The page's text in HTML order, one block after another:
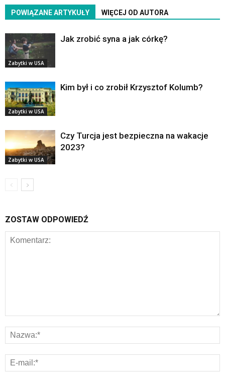
POWIĄZANE ARTYKUŁY WIĘCEJ OD AUTORA
Zabytki w USA
Jak zrobić syna a jak córkę?
Zabytki w USA
Kim był i co zrobił Krzysztof Kolumb?
Zabytki w USA
Czy Turcja jest bezpieczna na wakacje
2023?
ZOSTAW ODPOWIEDŹ